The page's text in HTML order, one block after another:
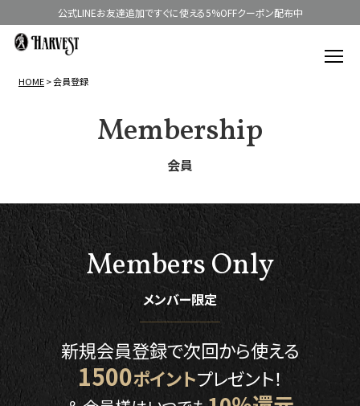
公式LINEお友達追加ですぐに使える5%OFFクーポン配布中
HOME 会員登録
Membership
会員
Members Only
メンバー限定
新規会員登録で次回から使える
1500ポイントプレゼント！